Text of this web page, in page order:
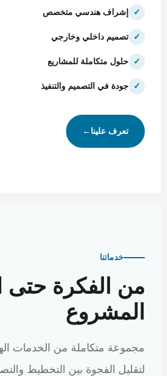
✓ إشراف هندسي متخصص
✓ تصميم داخلي وخارجي
✓ حلول متكاملة للمشاريع
✓ جودة في التصميم والتنفيذ
تعرف علينا←
خدماتنا
من الفكرة حتى
المشروع
مجموعة متكاملة من الخدمات
لتقليل الفجوة بين التخطيط